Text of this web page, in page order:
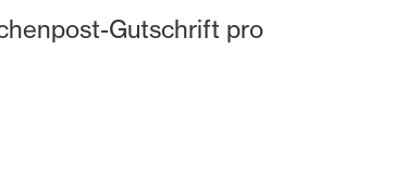
Gutschrift pro